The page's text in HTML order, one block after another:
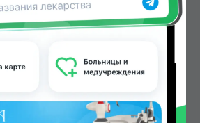
75 ML можно
в аптеках, Дорухона
TJS в Душанбе и других